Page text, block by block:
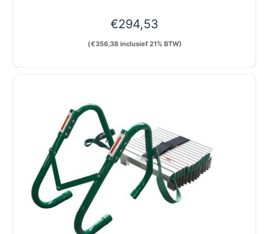
€294,53
(€356,38inclusief 21% BTW)